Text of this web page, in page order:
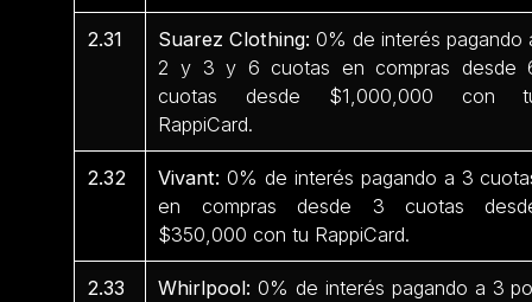
2.31 Suarez Clothing: 0% de interés pagando
2 y 3 y 6 cuotas en compras desde
cuotas desde $1,000,000 con
RappiCard.
2.32 Vivant:0% de interés pagando a 3
en compras desde 3 cuotas
$350,000 con tu RappiCard.
2.33 Whirlpool: 0% de interés pagando a 3